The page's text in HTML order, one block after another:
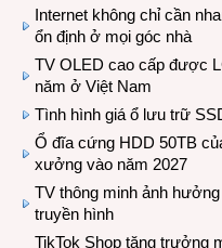
Internet không chỉ cần
ổn định ở mọi góc nhà
TV OLED cao cấp được
năm ở Việt Nam
Tình hình giá ổ lưu trữ
Ổ đĩa cứng HDD 50TB
xưởng vào năm 2027
TV thông minh ảnh
truyền hình
TikTok Shop tăng trưởng